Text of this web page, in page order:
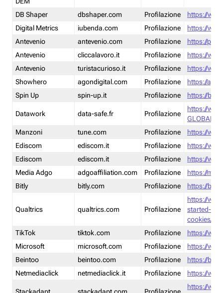
DB Shaper
dbshaper.com Profilazione
https://
Digital Metrics
iubenda.com Profilazione
https://
Antevenio
antevenio.com Profilazione
https://
Antevenio
cliccalavoro.it Profilazione
https://
Antevenio
turistacurioso.it Profilazione
https://
Showhero
agondigital.com Profilazione
https://
Spin Up
spin-up.it Profilazione https://
Datawork data-safe.fr Profilazione
https://
GLOBAL-
Manzoni
tune.com Profilazione
https://
Ediscom
ediscom.it Profilazione
https://
Ediscom
ediscom.it Profilazione
https://
Media Adgo
adgoaffiliation.com Profilazione
https://
Bitly
bitly.com Profilazione https://
Qualtrics qualtrics.com Profilazione
https://
started-
cookies/
TikTok
tiktok.com Profilazione
https://
Microsoft
microsoft.com Profilazione
https://
Beintoo
beintoo.com Profilazione
https://
Netmediaclick
netmediaclick.it Profilazione https://
https://